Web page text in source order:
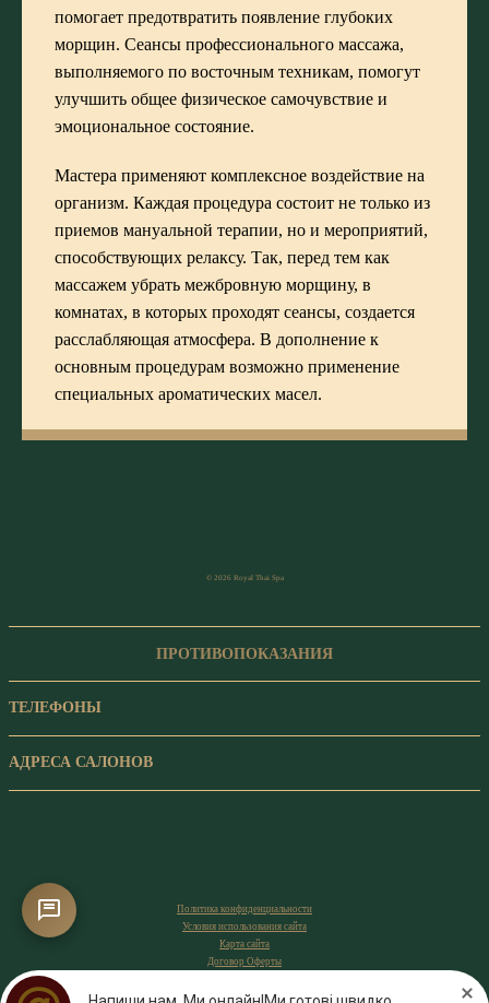
помогает предотвратить появление глубоких
морщин. Сеансы профессионального массажа,
выполняемого по восточным техникам, помогут
улучшить общее физическое самочувствие и
эмоциональное состояние.
Мастера применяют комплексное воздействие на
организм. Каждая процедура состоит не только из
приемов мануальной терапии, но и мероприятий,
способствующих релаксу. Так, перед тем как
массажем убрать межбровную морщину, в
комнатах, в которых проходят сеансы, создается
расслабляющая атмосфера. В дополнение к
основным процедурам возможно применение
специальных ароматических масел.
© 2026 Royal Thai Spa
ПРОТИВОПОКАЗАНИЯ
ТЕЛЕФОНЫ
АДРЕСА САЛОНОВ
Политика конфиденциальности
Условия использования сайта
Карта сайта
Договор Оферты